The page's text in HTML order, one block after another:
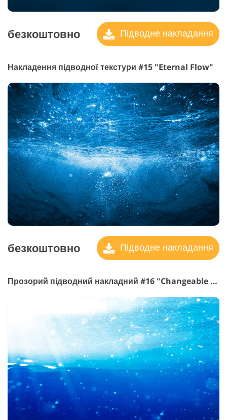
безкоштовно Підводне накладання
Накладення підводної текстури #15 "Eternal Flow"
безкоштовно Підводне накладання
Прозорий підводний накладний #16 "Changeable Scenery"